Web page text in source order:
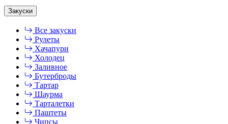
Закуски
Все закуски
Рулеты
Хачапури
Холодец
Заливное
Бутерброды
Тартар
Шаурма
Тарталетки
Паштеты
Чипсы